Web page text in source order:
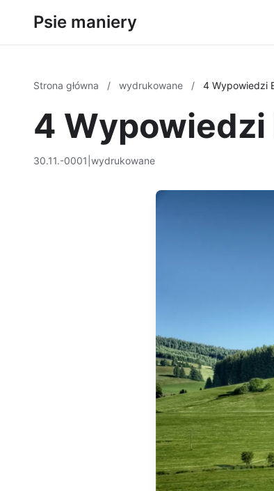
Psie maniery
Strona główna / wydrukowane / 4 Wypowiedzi
4 Wypowiedzi
30.11.-0001 wydrukowane